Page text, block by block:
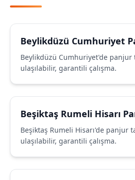
Beylikdüzü Cumhuriyet
Beylikdüzü Cumhuriyet'de
ulaşılabilir, garantili çalışma.
Beşiktaş Rumeli Hisarı
Beşiktaş Rumeli Hisarı'de panjur
ulaşılabilir, garantili çalışma.